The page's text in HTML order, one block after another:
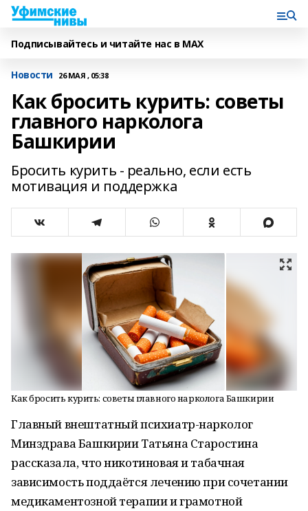
Подписывайтесь и читайте нас в MAX
Новости 26 МАЯ , 05:38
Как бросить курить: советы
главного нарколога
Башкирии
Бросить курить - реально, если есть
мотивация и поддержка
Как бросить курить: советы главного нарколога Башкирии
Главный внештатный психиатр-нарколог
Минздрава Башкирии Татьяна Старостина
рассказала, что никотиновая и табачная
зависимость поддаётся лечению при сочетании
медикаментозной терапии и грамотной